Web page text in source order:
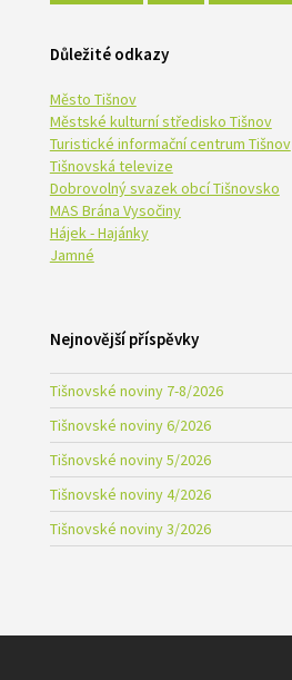
Důležité odkazy
Město Tišnov
Městské kulturní středisko Tišnov
Turistické informační centrum Tišnov
Tišnovská televize
Dobrovolný svazek obcí Tišnovsko
MAS Brána Vysočiny
Hájek - Hajánky
Jamné
Nejnovější příspěvky
Tišnovské noviny 7-8/2026
Tišnovské noviny 6/2026
Tišnovské noviny 5/2026
Tišnovské noviny 4/2026
Tišnovské noviny 3/2026